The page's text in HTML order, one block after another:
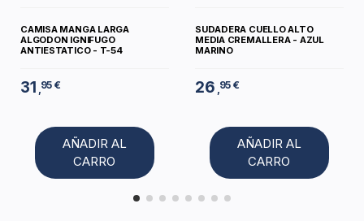
CAMISA MANGA LARGA
ALGODON IGNIFUGO
ANTIESTATICO - T-54
31 ,95 €
AÑADIR AL
CARRO
SUDADERA CUELLO ALTO
MEDIA CREMALLERA - AZUL
MARINO
26 ,95 €
AÑADIR AL
CARRO